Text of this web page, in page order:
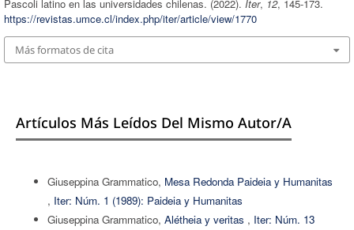
Pascoli latino en las universidades chilenas. (2022). Iter, 12, 145-173.
https://revistas.umce.cl/index.php/iter/article/view/1770
Más formatos de cita
Artículos Más Leídos Del Mismo Autor/a
Giuseppina Grammatico, Mesa Redonda Paideia y Humanitas
, Iter: Núm. 1 (1989): Paideia y Humanitas
Giuseppina Grammatico, Alétheia y veritas , Iter: Núm. 13